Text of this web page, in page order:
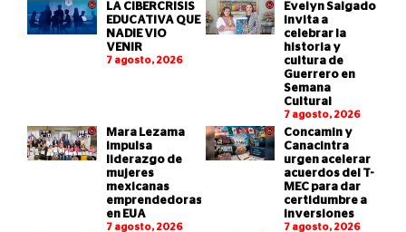
LA CIBERCRISIS
EDUCATIVA QUE
NADIE VIO
VENIR
7 agosto, 2026
Evelyn Salgado
invita a
celebrar la
historia y
cultura de
Guerrero en
Semana
Cultural
7 agosto, 2026
Mara Lezama
impulsa
liderazgo de
mujeres
mexicanas
emprendedoras
en EUA
7 agosto, 2026
Concamin y
Canacintra
urgen acelerar
acuerdos del T-
MEC para dar
certidumbre a
inversiones
7 agosto, 2026